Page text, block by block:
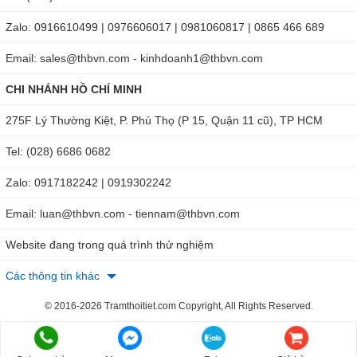
Độ phân giải: 0.001 Pa
Thời gian đáp ứng: 1 giây (t90)
Kích thước: 610 x 610 mm
Nguồn cấp: Pin AA
Phụ kiện theo máy: Máy chính, pin và sách HDSD, Chụp
phân phối tại THB Việt Nam với cam kết Chính Hãng - Giá
Tốt. Để sở hữu sản phẩm, quý khách hãy liên hệ ngay
trong hai website sau:
https://thbvietnam.com/may-do-van-toc-luu-luong-gio-
Zalo: 0916610499 | 0976606017 | 0981060817 | 0865 466 689
Email: sales@thbvn.com - kinhdoanh1@thbvn.com
CHI NHÁNH HỒ CHÍ MINH
275F Lý Thường Kiệt, P. Phú Thọ (P 15, Quận 11 cũ), TP HCM
Tel: (028) 6686 0682
Zalo: 0917182242 | 0919302242
Email: luan@thbvn.com - tiennam@thbvn.com
Website đang trong quá trình thử nghiệm
Các thông tin khác
© 2016-2026 Tramthoitiet.com Copyright, All Rights Reserved.